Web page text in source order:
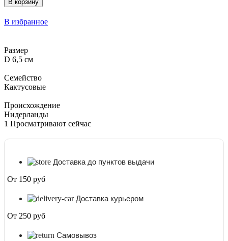
В корзину
В избранное
Размер
D 6,5 см
Семейство
Кактусовые
Происхождение
Нидерланды
1 Просматривают сейчас
Доставка до пунктов выдачи
От 150 руб
Доставка курьером
От 250 руб
Самовывоз